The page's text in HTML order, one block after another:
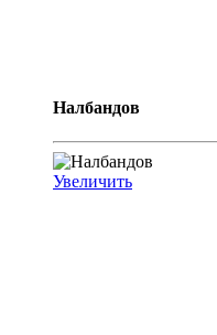
Налбандов
Увеличить